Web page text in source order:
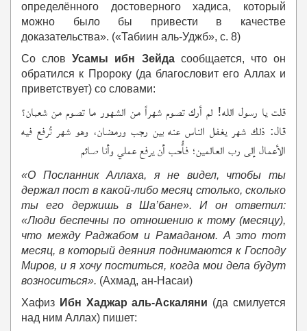
определённого достоверного хадиса, который
можно было бы привести в качестве
доказательства». («Табиин аль-Уджб», с. 8)
Со словУсамы ибн Зейдасообщается, что он
обратился к Пророку (да благословит его Аллах и
приветствует) со словами:
قلت يا رسول الله! لم أرك تصوم شهراً من الشهور ما تصوم من شعبان؟
قال: ذلك شهر يغفل الناس عنه بين رجب ورمضان، وهو شهر تُرفع فيه
الأعمال إلى رب العالمين؛ فأُحب أن يرفع عملي وأنا صائم
«О Посланник Аллаха, я не видел, чтобы ты
держал пост в какой-либо месяц столько, сколько
ты его держишь в Ша’бане». И он ответил:
«Люди беспечны по отношению к тому (месяцу),
что между Раджабом и Рамаданом. А это тот
месяц, в который деяния поднимаются к Господу
Миров, и я хочу поститься, когда мои дела будут
возноситься». (Ахмад, ан-Насаи)
Хафиз Ибн Хаджар аль-Аскаляни (да смилуется
над ним Аллах) пишет: